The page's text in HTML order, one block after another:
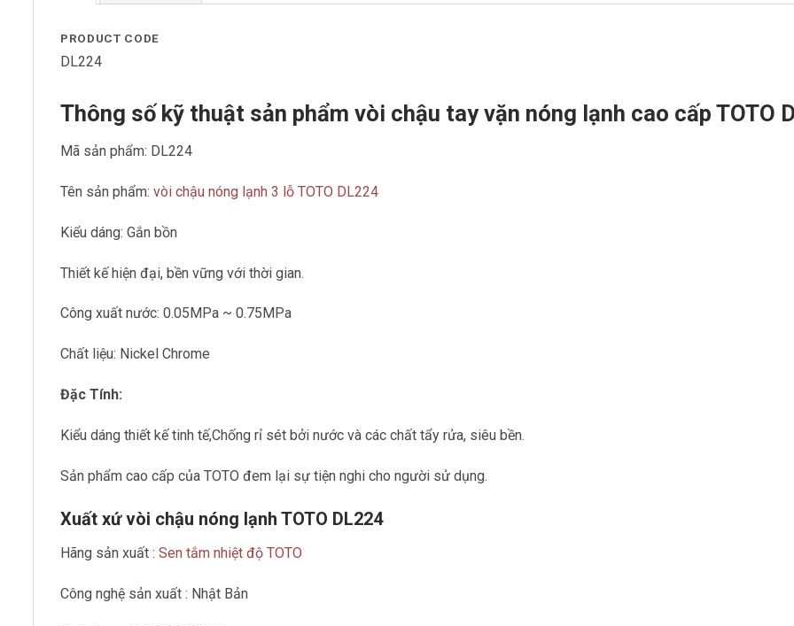
PRODUCT CODE
DL224
Thông số kỹ thuật sản phẩm vòi chậu tay vặn nóng lạnh cao cấp TOTO
Mã sản phẩm: DL224
Tên sản phẩm: vòi chậu nóng lạnh 3 lỗ TOTO DL224
Kiểu dáng: Gắn bồn
Thiết kế hiện đại, bền vững với thời gian.
Công xuất nước: 0.05MPa ~ 0.75MPa
Chất liệu: Nickel Chrome
Đặc Tính:
Kiểu dáng thiết kế tinh tế,Chống rỉ sét bởi nước và các chất tẩy rửa, siêu bền.
Sản phẩm cao cấp của TOTO đem lại sự tiện nghi cho người sử dụng.
Xuất xứ vòi chậu nóng lạnh TOTO DL224
Hãng sản xuất : Sen tắm nhiệt độ TOTO
Công nghệ sản xuất : Nhật Bản